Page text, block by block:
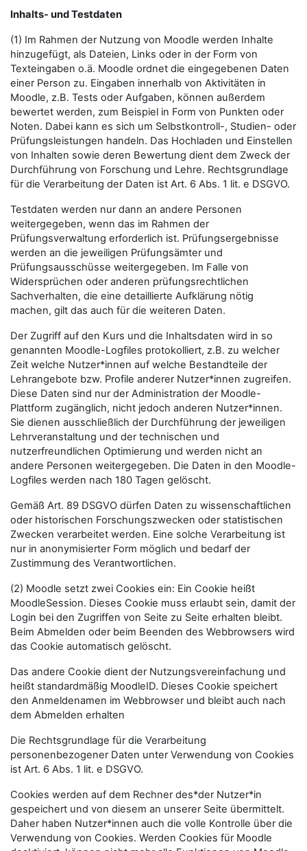
Inhalts- und Testdaten
(1) Im Rahmen der Nutzung von Moodle werden Inhalte
hinzugefügt, als Dateien, Links oder in der Form von
Texteingaben o.ä. Moodle ordnet die eingegebenen Daten
einer Person zu. Eingaben innerhalb von Aktivitäten in
Moodle, z.B. Tests oder Aufgaben, können außerdem
bewertet werden, zum Beispiel in Form von Punkten oder
Noten. Dabei kann es sich um Selbstkontroll-, Studien- oder
Prüfungsleistungen handeln. Das Hochladen und Einstellen
von Inhalten sowie deren Bewertung dient dem Zweck der
Durchführung von Forschung und Lehre. Rechtsgrundlage
für die Verarbeitung der Daten ist Art. 6 Abs. 1 lit. e DSGVO.
Testdaten werden nur dann an andere Personen
weitergegeben, wenn das im Rahmen der
Prüfungsverwaltung erforderlich ist. Prüfungsergebnisse
werden an die jeweiligen Prüfungsämter und
Prüfungsausschüsse weitergegeben. Im Falle von
Widersprüchen oder anderen prüfungsrechtlichen
Sachverhalten, die eine detaillierte Aufklärung nötig
machen, gilt das auch für die weiteren Daten.
Der Zugriff auf den Kurs und die Inhaltsdaten wird in so
genannten Moodle-Logfiles protokolliert, z.B. zu welcher
Zeit welche Nutzer*innen auf welche Bestandteile der
Lehrangebote bzw. Profile anderer Nutzer*innen zugreifen.
Diese Daten sind nur der Administration der Moodle-
Plattform zugänglich, nicht jedoch anderen Nutzer*innen.
Sie dienen ausschließlich der Durchführung der jeweiligen
Lehrveranstaltung und der technischen und
nutzerfreundlichen Optimierung und werden nicht an
andere Personen weitergegeben. Die Daten in den Moodle-
Logfiles werden nach 180 Tagen gelöscht.
Gemäß Art. 89 DSGVO dürfen Daten zu wissenschaftlichen
oder historischen Forschungszwecken oder statistischen
Zwecken verarbeitet werden. Eine solche Verarbeitung ist
nur in anonymisierter Form möglich und bedarf der
Zustimmung des Verantwortlichen.
(2) Moodle setzt zwei Cookies ein: Ein Cookie heißt
MoodleSession. Dieses Cookie muss erlaubt sein, damit der
Login bei den Zugriffen von Seite zu Seite erhalten bleibt.
Beim Abmelden oder beim Beenden des Webbrowsers wird
das Cookie automatisch gelöscht.
Das andere Cookie dient der Nutzungsvereinfachung und
heißt standardmäßig MoodleID. Dieses Cookie speichert
den Anmeldenamen im Webbrowser und bleibt auch nach
dem Abmelden erhalten
Die Rechtsgrundlage für die Verarbeitung
personenbezogener Daten unter Verwendung von Cookies
ist Art. 6 Abs. 1 lit. e DSGVO.
Cookies werden auf dem Rechner des*der Nutzer*in
gespeichert und von diesem an unserer Seite übermittelt.
Daher haben Nutzer*innen auch die volle Kontrolle über die
Verwendung von Cookies. Werden Cookies für Moodle